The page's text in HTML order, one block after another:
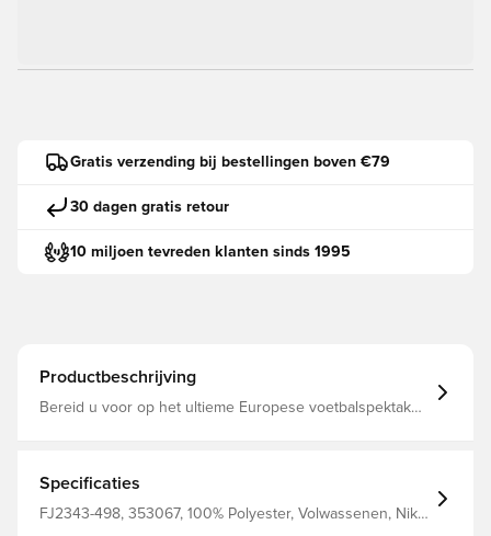
Gratis verzending bij bestellingen boven €79
30 dagen gratis retour
10 miljoen tevreden klanten sinds 1995
Productbeschrijving
Bereid u voor op het ultieme Europese voetbalspektakel
voor actie, nietwaar? met Dri-FIT-technologie, zodat je
droog en comfortabel blijft. zijzakken in de broek
ritssluiting aan de enkels normale pasvorm. Gemaakt van
Specificaties
FJ2343-498, 353067, 100% Polyester, Volwassenen, Nike,